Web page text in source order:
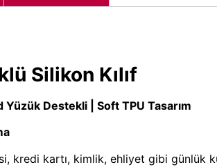
Silikon Kılıf
Destekli | Soft TPU Tasarım
kredi kartı, kimlik, ehliyet gibi günlük